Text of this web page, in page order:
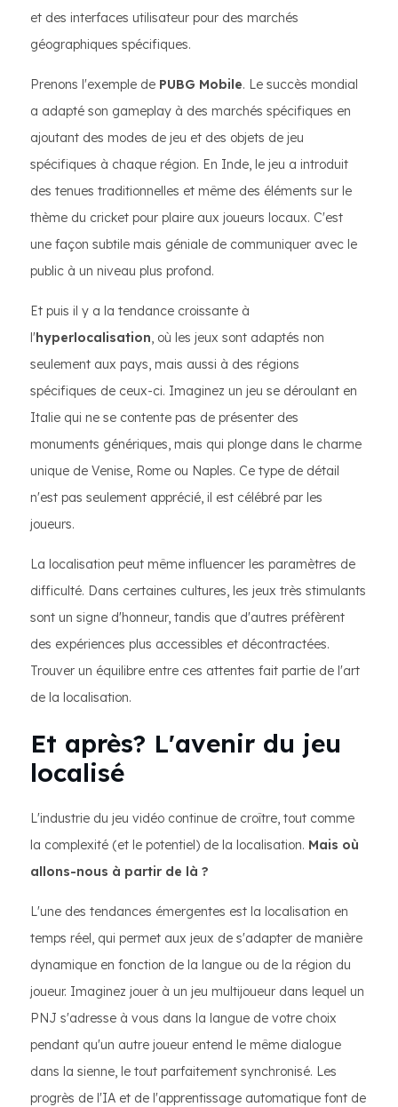
et des interfaces utilisateur pour des marchés
géographiques spécifiques.
Prenons l'exemple de PUBG Mobile. Le succès mondial
a adapté son gameplay à des marchés spécifiques en
ajoutant des modes de jeu et des objets de jeu
spécifiques à chaque région. En Inde, le jeu a introduit
des tenues traditionnelles et même des éléments sur le
thème du cricket pour plaire aux joueurs locaux. C'est
une façon subtile mais géniale de communiquer avec le
public à un niveau plus profond.
Et puis il y a la tendance croissante à
l'hyperlocalisation, où les jeux sont adaptés non
seulement aux pays, mais aussi à des régions
spécifiques de ceux-ci. Imaginez un jeu se déroulant en
Italie qui ne se contente pas de présenter des
monuments génériques, mais qui plonge dans le charme
unique de Venise, Rome ou Naples. Ce type de détail
n'est pas seulement apprécié, il est célébré par les
joueurs.
La localisation peut même influencer les paramètres de
difficulté. Dans certaines cultures, les jeux très stimulants
sont un signe d'honneur, tandis que d'autres préfèrent
des expériences plus accessibles et décontractées.
Trouver un équilibre entre ces attentes fait partie de l'art
de la localisation.
Et après? L'avenir du jeu
localisé
L'industrie du jeu vidéo continue de croître, tout comme
la complexité (et le potentiel) de la localisation. Mais où
allons-nous à partir de là ?
L'une des tendances émergentes est la localisation en
temps réel, qui permet aux jeux de s'adapter de manière
dynamique en fonction de la langue ou de la région du
joueur. Imaginez jouer à un jeu multijoueur dans lequel un
PNJ s'adresse à vous dans la langue de votre choix
pendant qu'un autre joueur entend le même dialogue
dans la sienne, le tout parfaitement synchronisé. Les
progrès de l'IA et de l'apprentissage automatique font de